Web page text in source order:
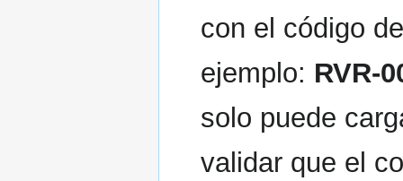
con el código
ejemplo: RVR-
solo puede
validar que el